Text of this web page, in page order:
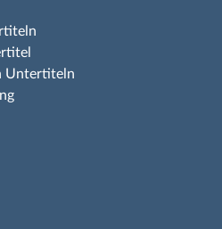
Untertiteln